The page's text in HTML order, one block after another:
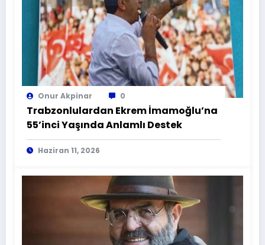
Onur Akpinar 0
Trabzonlulardan Ekrem İmamoğlu’na
55’inci Yaşında Anlamlı Destek
Haziran 11, 2026